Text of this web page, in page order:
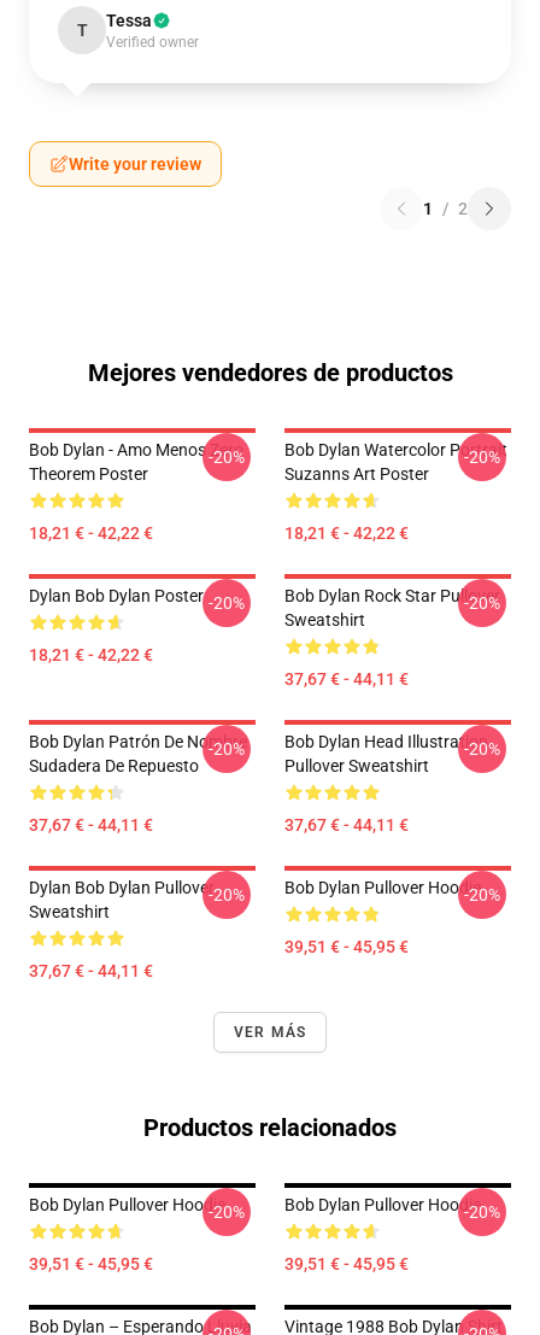
T Tessa
Verified owner
Write your review
1 / 2
Mejores vendedores de productos
Bob Dylan - Amo Menos Zero
Theorem Poster
18,21 € - 42,22 €
-20%
Bob Dylan Watercolor Portrait
Suzanns Art Poster
18,21 € - 42,22 €
-20%
Dylan Bob Dylan Poster
18,21 € - 42,22 €
-20%
Bob Dylan Rock Star Pullover
Sweatshirt
37,67 € - 44,11 €
-20%
Bob Dylan Patrón De Nombre
Sudadera De Repuesto
37,67 € - 44,11 €
-20%
Bob Dylan Head Illustration
Pullover Sweatshirt
37,67 € - 44,11 €
-20%
Dylan Bob Dylan Pullover
Sweatshirt
37,67 € - 44,11 €
-20% Bob Dylan Pullover Hoodie
39,51 € - 45,95 €
-20%
VER MÁS
Productos relacionados
Bob Dylan Pullover Hoodie
39,51 € - 45,95 €
-20% Bob Dylan Pullover Hoodie
39,51 € - 45,95 €
-20%
Bob Dylan – Esperando Lluvia
Vintage 1988 Bob Dylan Shirt